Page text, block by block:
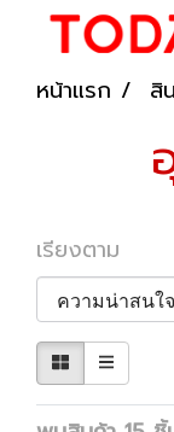
หน้าแรก สิ
เรียงตาม